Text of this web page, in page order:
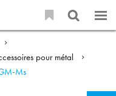
pour métal
Ms